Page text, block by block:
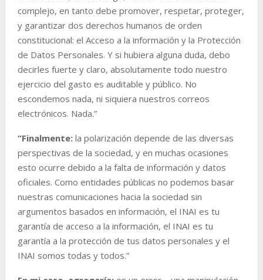
complejo, en tanto debe promover, respetar, proteger,
y garantizar dos derechos humanos de orden
constitucional: el Acceso a la información y la Protección
de Datos Personales. Y si hubiera alguna duda, debo
decirles fuerte y claro, absolutamente todo nuestro
ejercicio del gasto es auditable y público. No
escondemos nada, ni siquiera nuestros correos
electrónicos. Nada.”
“Finalmente: la polarización depende de las diversas
perspectivas de la sociedad, y en muchas ocasiones
esto ocurre debido a la falta de información y datos
oficiales. Como entidades públicas no podemos basar
nuestras comunicaciones hacia la sociedad sin
argumentos basados en información, el INAI es tu
garantía de acceso a la información, el INAI es tu
garantía a la protección de tus datos personales y el
INAI somos todas y todos.”